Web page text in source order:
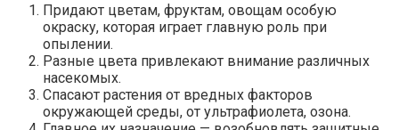
Придают цветам, фруктам, овощам особую
окраску, которая играет главную роль при
опылении.
Разные цвета привлекают внимание различных
насекомых.
Спасают растения от вредных факторов
окружающей среды, от ультрафиолета, озона.